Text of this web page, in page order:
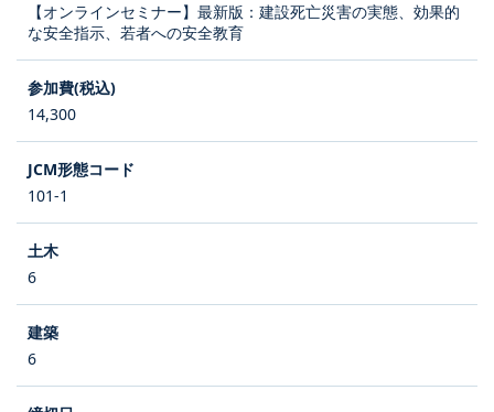
【オンラインセミナー】最新版：建設死亡災害の実態、効果的
な安全指示、若者への安全教育
14,300
101-1
6
6